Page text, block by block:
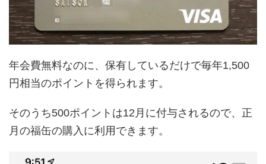
年会費無料なのに、保有しているだけで毎年1,500
円相当のポイントを得られます。
そのうち500ポイントは12月に付与されるので、正
月の福缶の購入に利用できます。